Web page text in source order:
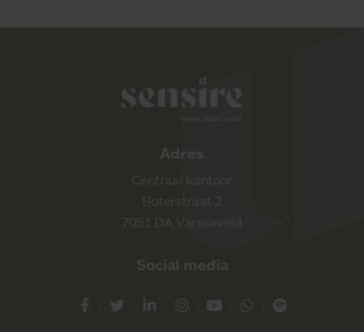
Adres
Centraal kantoor
Boterstraat 2
7051 DA Varsseveld
Social media
FacebookTwitterLinkedInInstagram
YouTubeWhatsapp
Spotify